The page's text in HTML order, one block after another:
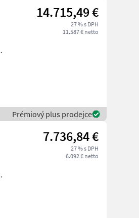
14.715,49 €
27 % s DPH
11.587 € netto
Prémiový plus prodejce
7.736,84 €
27 % s DPH
6.092 € netto